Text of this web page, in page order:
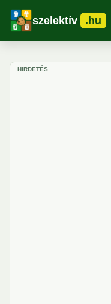
szelektív .hu
HIRDETÉS